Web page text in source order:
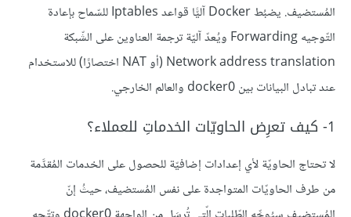
المُستضيف. يضبُط Docker آليًّا قواعد Iptables للسّماح بإعادة
التّوجيه Forwarding ويُعدّ آليّة ترجمة العناوين على الشّبكة
Network address translation (أو NAT اختصارًا) للاستخدام
عند تبادل البيانات بين docker0 والعالم الخارجي.
1- كيف تعرِض الحاويّات الخدماتِ للعملاء؟
لا تحتاج الحاويّة لأي إعدادات إضافيّة للحصول على الخدمات المُقدَّمة
من طرف الحاويّات المتواجدة على نفس المُستضيف، حيثُ إنّ